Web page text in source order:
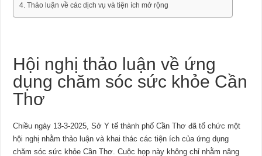
Thảo luận về các dịch vụ và tiện ích mở rộng
Hội nghị thảo luận về ứng
dụng chăm sóc sức khỏe Cần
Thơ
Chiều ngày 13-3-2025, Sở Y tế thành phố Cần Thơ đã tổ chức một
hội nghị nhằm thảo luận và khai thác các tiện ích của ứng dụng
chăm sóc sức khỏe Cần Thơ. Cuộc họp này không chỉ nhằm nâng